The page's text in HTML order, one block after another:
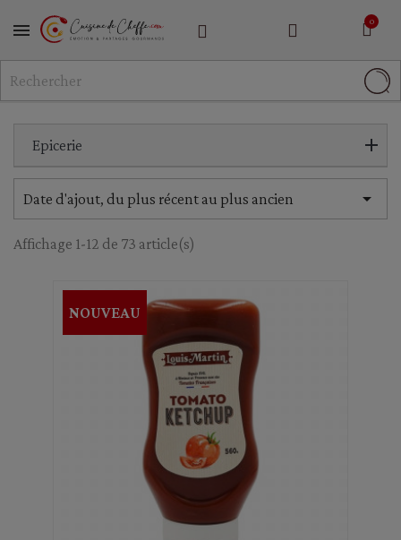
MENU
Epicerie
Date d'ajout, du plus récent au plus ancien 
Affichage 1-12 de 73 article(s)
NOUVEAU